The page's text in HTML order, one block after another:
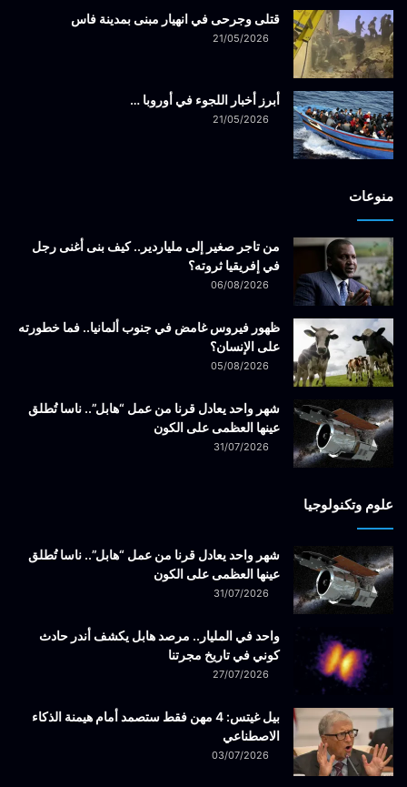
قتلى وجرحى في انهيار مبنى بمدينة فاس
21/05/2026
أبرز أخبار اللجوء في أوروبا …
21/05/2026
منوعات
من تاجر صغير إلى ملياردير.. كيف بنى أغنى رجل
في إفريقيا ثروته؟
06/08/2026
ظهور فيروس غامض في جنوب ألمانيا.. فما خطورته
على الإنسان؟
05/08/2026
شهر واحد يعادل قرنا من عمل “هابل”.. ناسا تُطلق
عينها العظمى على الكون
31/07/2026
علوم وتكنولوجيا
شهر واحد يعادل قرنا من عمل “هابل”.. ناسا تُطلق
عينها العظمى على الكون
31/07/2026
واحد في المليار.. مرصد هابل يكشف أندر حادث
كوني في تاريخ مجرتنا
27/07/2026
بيل غيتس: 4 مهن فقط ستصمد أمام هيمنة الذكاء
الاصطناعي
03/07/2026